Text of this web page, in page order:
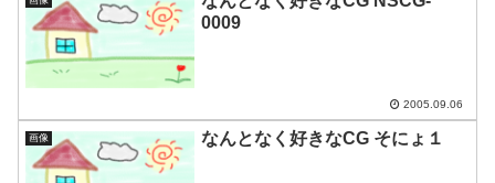
0009
2005.09.06
画像 なんとなく好きなCG そにょ１